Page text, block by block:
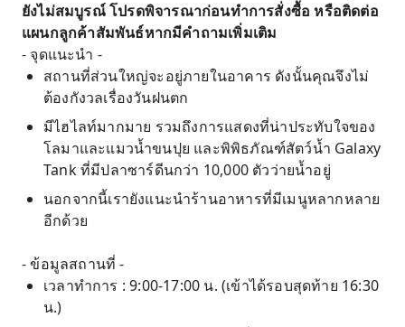
ยังไม่สมบูรณ์ โปรดพิจารณาก่อนทำการสั่งซื้อ หรือติดต่อ
แผนกลูกค้าสัมพันธ์หากมีคำถามเพิ่มเติม
- จุดแนะนำ -
สถานที่ส่วนใหญ่จะอยู่ภายในอาคาร ดังนั้นคุณจึงไม่
ต้องกังวลเรื่องวันฝนตก
มีไฮไลท์มากมาย รวมถึงการแสดงที่น่าประทับใจของ
โลมาและแมวน้ำขนปุย และพิพิธภัณฑ์สัตว์น้ำ Galaxy
Tank ที่มีปลาซาร์ดีนกว่า 10,000 ตัวว่ายน้ำอยู่
นอกจากนี้เรายังแนะนำร้านอาหารที่มีเมนูหลากหลาย
อีกด้วย
- ข้อมูลสถานที่ -
เวลาทำการ : 9:00-17:00 น. (เข้าได้รอบสุดท้าย 16:30
น.)